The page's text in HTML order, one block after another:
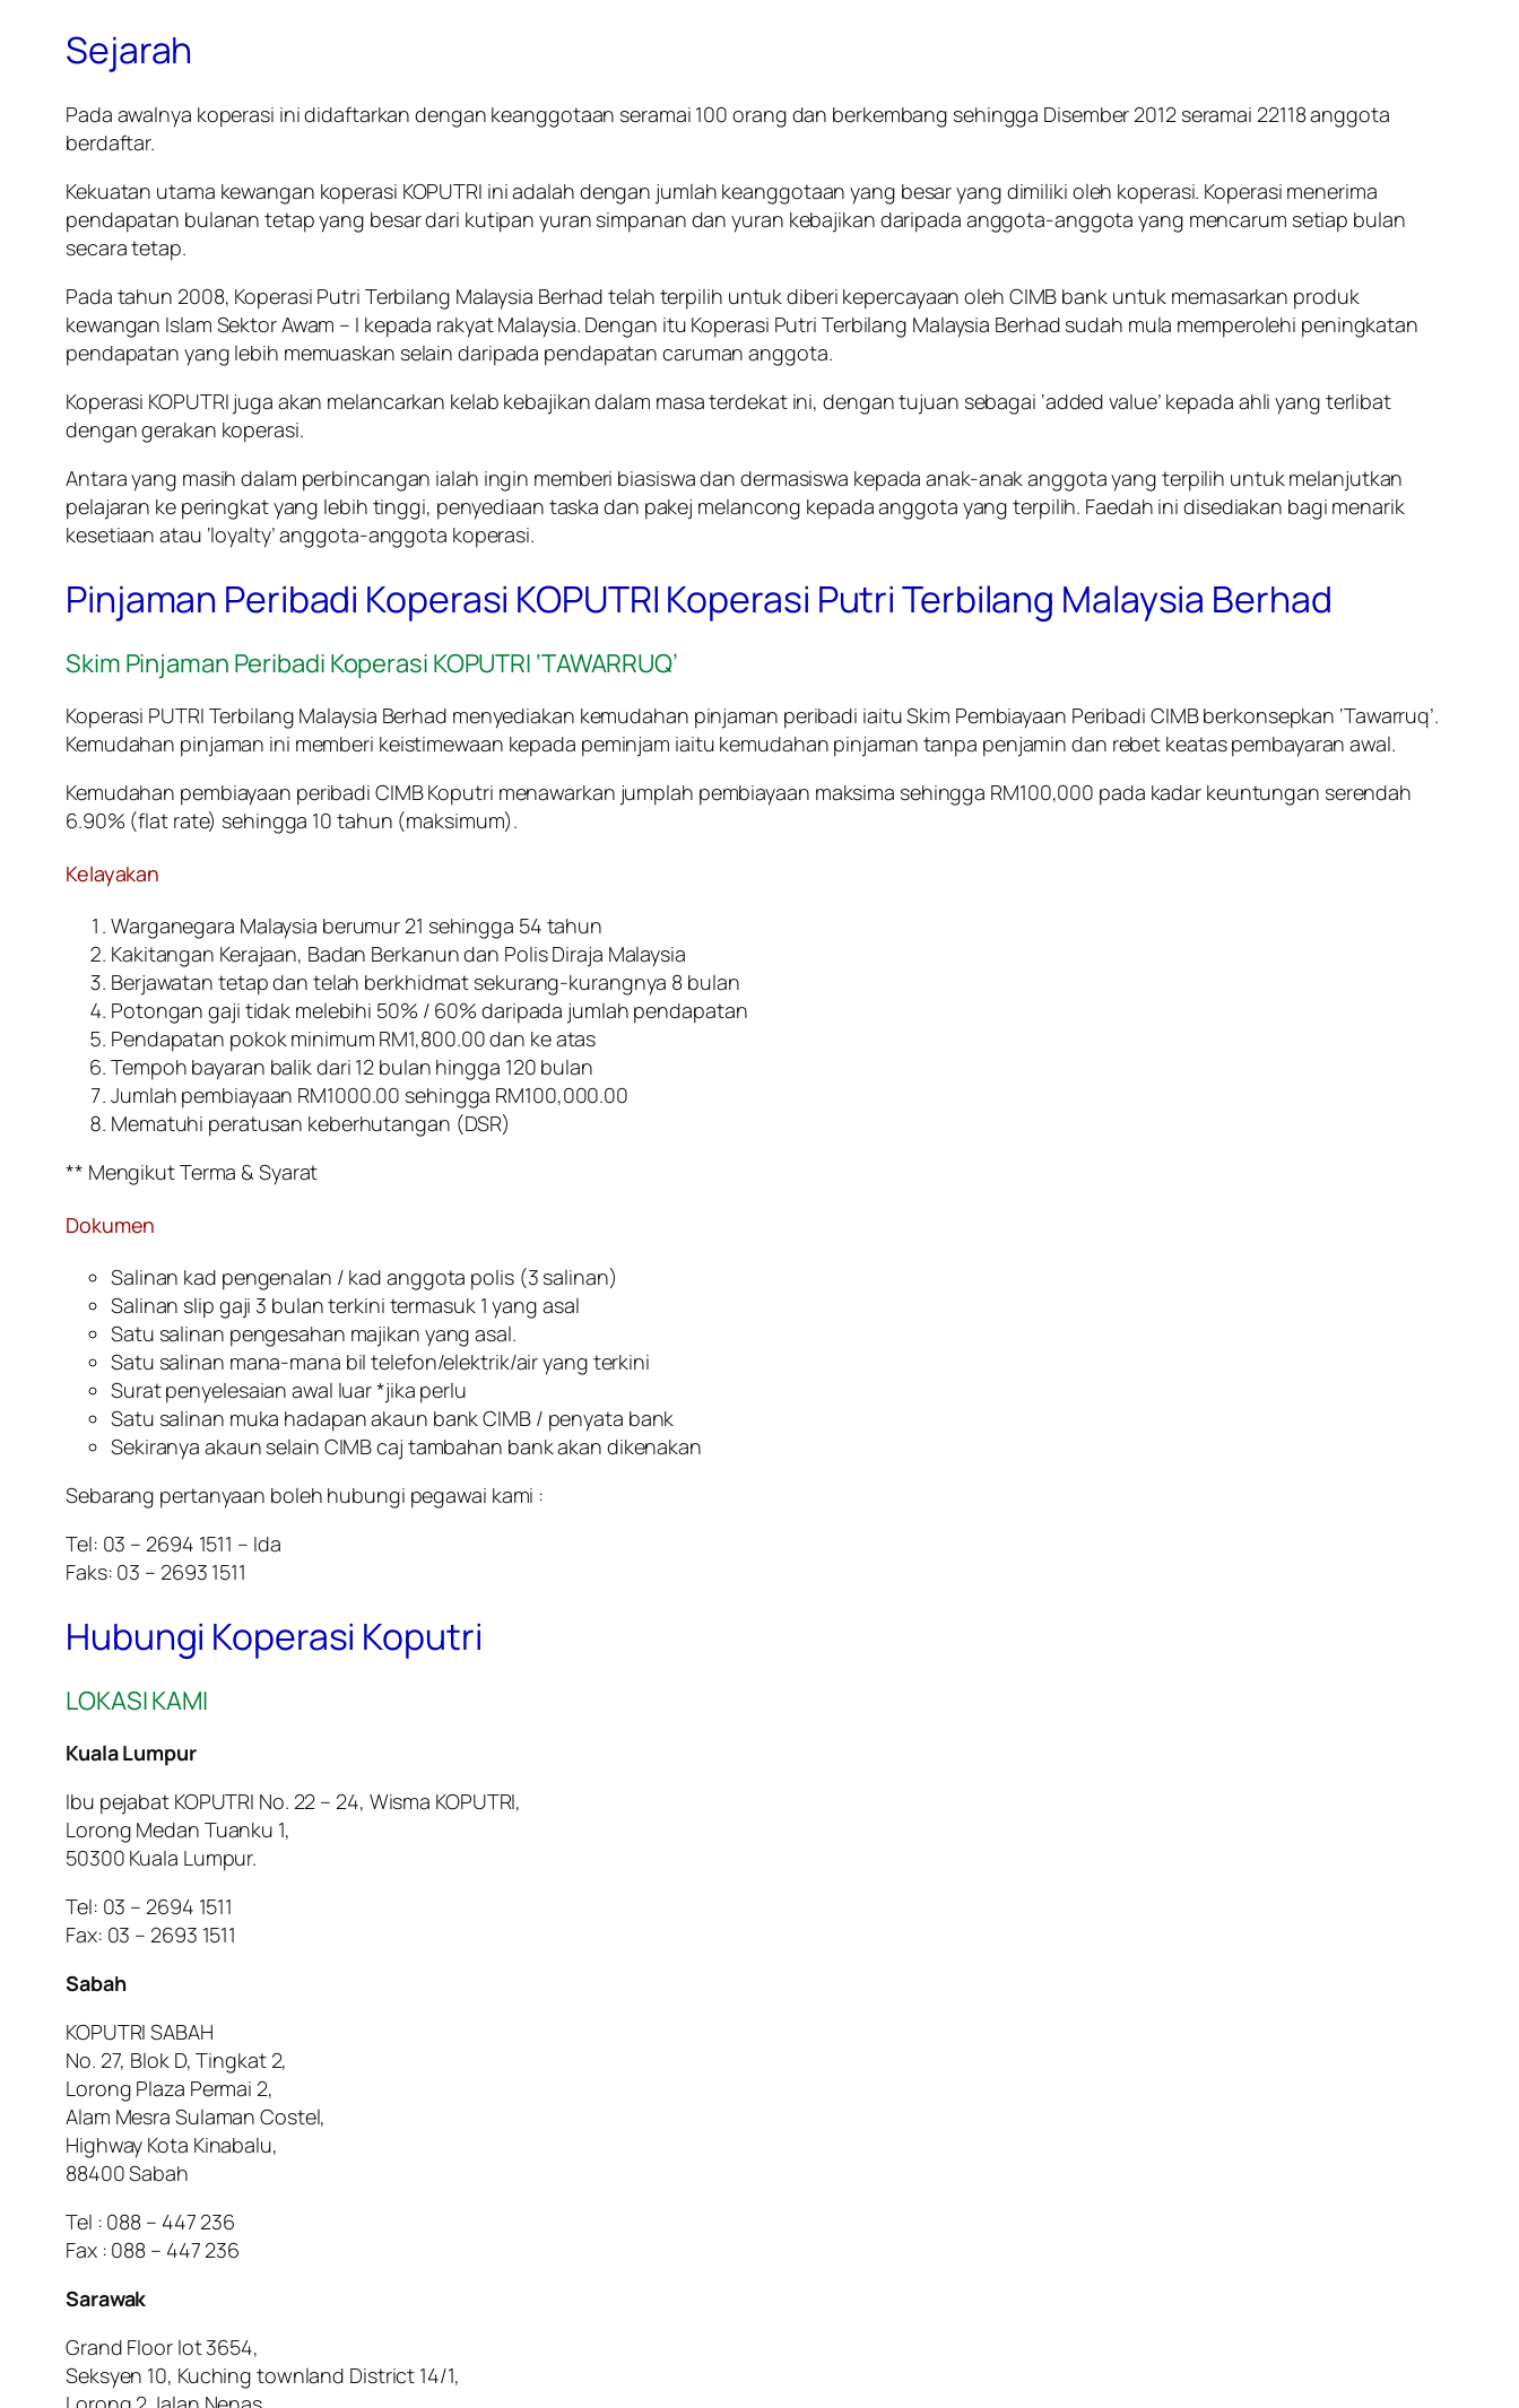
Sejarah
Pada awalnya koperasi ini didaftarkan dengan keanggotaan seramai 100 orang dan berkembang sehingga Disember 2012 seramai 22118 anggota
berdaftar.
Kekuatan utama kewangan koperasi KOPUTRI ini adalah dengan jumlah keanggotaan yang besar yang dimiliki oleh koperasi. Koperasi menerima
pendapatan bulanan tetap yang besar dari kutipan yuran simpanan dan yuran kebajikan daripada anggota-anggota yang mencarum setiap bulan
secara tetap.
Pada tahun 2008, Koperasi Putri Terbilang Malaysia Berhad telah terpilih untuk diberi kepercayaan oleh CIMB bank untuk memasarkan produk
kewangan Islam Sektor Awam – I kepada rakyat Malaysia. Dengan itu Koperasi Putri Terbilang Malaysia Berhad sudah mula memperolehi peningkatan
pendapatan yang lebih memuaskan selain daripada pendapatan caruman anggota.
Koperasi KOPUTRI juga akan melancarkan kelab kebajikan dalam masa terdekat ini, dengan tujuan sebagai ‘added value’ kepada ahli yang terlibat
dengan gerakan koperasi.
Antara yang masih dalam perbincangan ialah ingin memberi biasiswa dan dermasiswa kepada anak-anak anggota yang terpilih untuk melanjutkan
pelajaran ke peringkat yang lebih tinggi, penyediaan taska dan pakej melancong kepada anggota yang terpilih. Faedah ini disediakan bagi menarik
kesetiaan atau ‘loyalty’ anggota-anggota koperasi.
Pinjaman Peribadi Koperasi KOPUTRI Koperasi Putri Terbilang Malaysia Berhad
Skim Pinjaman Peribadi Koperasi KOPUTRI ‘TAWARRUQ’
Koperasi PUTRI Terbilang Malaysia Berhad menyediakan kemudahan pinjaman peribadi iaitu Skim Pembiayaan Peribadi CIMB berkonsepkan ‘Tawarruq’.
Kemudahan pinjaman ini memberi keistimewaan kepada peminjam iaitu kemudahan pinjaman tanpa penjamin dan rebet keatas pembayaran awal.
Kemudahan pembiayaan peribadi CIMB Koputri menawarkan jumplah pembiayaan maksima sehingga RM100,000 pada kadar keuntungan serendah
6.90% (flat rate) sehingga 10 tahun (maksimum).
Kelayakan
Warganegara Malaysia berumur 21 sehingga 54 tahun
Kakitangan Kerajaan, Badan Berkanun dan Polis Diraja Malaysia
Berjawatan tetap dan telah berkhidmat sekurang-kurangnya 8 bulan
Potongan gaji tidak melebihi 50% / 60% daripada jumlah pendapatan
Pendapatan pokok minimum RM1,800.00 dan ke atas
Tempoh bayaran balik dari 12 bulan hingga 120 bulan
Jumlah pembiayaan RM1000.00 sehingga RM100,000.00
Mematuhi peratusan keberhutangan (DSR)
** Mengikut Terma & Syarat
Dokumen
Salinan kad pengenalan / kad anggota polis (3 salinan)
Salinan slip gaji 3 bulan terkini termasuk 1 yang asal
Satu salinan pengesahan majikan yang asal.
Satu salinan mana-mana bil telefon/elektrik/air yang terkini
Surat penyelesaian awal luar *jika perlu
Satu salinan muka hadapan akaun bank CIMB / penyata bank
Sekiranya akaun selain CIMB caj tambahan bank akan dikenakan
Sebarang pertanyaan boleh hubungi pegawai kami :
Tel: 03 – 2694 1511 – Ida
Faks: 03 – 2693 1511
Hubungi Koperasi Koputri
LOKASI KAMI
Kuala Lumpur
Ibu pejabat KOPUTRI No. 22 – 24, Wisma KOPUTRI,
Lorong Medan Tuanku 1,
50300 Kuala Lumpur.
Tel: 03 – 2694 1511
Fax: 03 – 2693 1511
Sabah
KOPUTRI SABAH
No. 27, Blok D, Tingkat 2,
Lorong Plaza Permai 2,
Alam Mesra Sulaman Costel,
Highway Kota Kinabalu,
88400 Sabah
Tel : 088 – 447 236
Fax : 088 – 447 236
Sarawak
Grand Floor lot 3654,
Seksyen 10, Kuching townland District 14/1,